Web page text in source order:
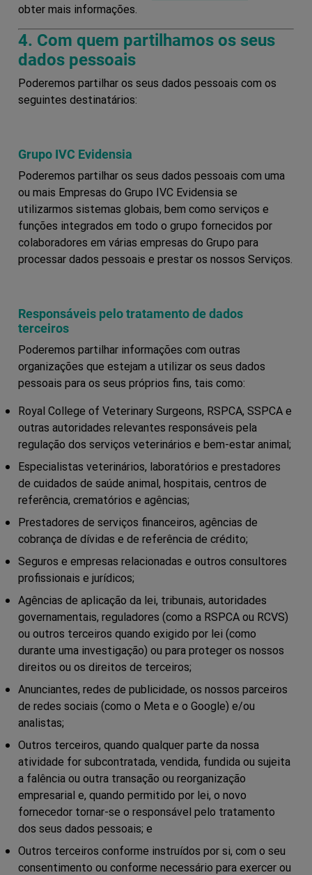
obter mais informações.
4. Com quem partilhamos os seus
dados pessoais
Poderemos partilhar os seus dados pessoais com os
seguintes destinatários:
Grupo IVC Evidensia
Poderemos partilhar os seus dados pessoais com uma
ou mais Empresas do Grupo IVC Evidensia se
utilizarmos sistemas globais, bem como serviços e
funções integrados em todo o grupo fornecidos por
colaboradores em várias empresas do Grupo para
processar dados pessoais e prestar os nossos Serviços.
Responsáveis pelo tratamento de dados
terceiros
Poderemos partilhar informações com outras
organizações que estejam a utilizar os seus dados
pessoais para os seus próprios fins, tais como:
Royal College of Veterinary Surgeons, RSPCA, SSPCA e
outras autoridades relevantes responsáveis pela
regulação dos serviços veterinários e bem-estar animal;
Especialistas veterinários, laboratórios e prestadores
de cuidados de saúde animal, hospitais, centros de
referência, crematórios e agências;
Prestadores de serviços financeiros, agências de
cobrança de dívidas e de referência de crédito;
Seguros e empresas relacionadas e outros consultores
profissionais e jurídicos;
Agências de aplicação da lei, tribunais, autoridades
governamentais, reguladores (como a RSPCA ou RCVS)
ou outros terceiros quando exigido por lei (como
durante uma investigação) ou para proteger os nossos
direitos ou os direitos de terceiros;
Anunciantes, redes de publicidade, os nossos parceiros
de redes sociais (como o Meta e o Google) e/ou
analistas;
Outros terceiros, quando qualquer parte da nossa
atividade for subcontratada, vendida, fundida ou sujeita
a falência ou outra transação ou reorganização
empresarial e, quando permitido por lei, o novo
fornecedor tornar-se o responsável pelo tratamento
dos seus dados pessoais; e
Outros terceiros conforme instruídos por si, com o seu
consentimento ou conforme necessário para exercer ou